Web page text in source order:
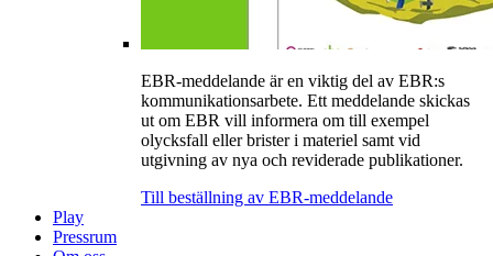
EBR-meddelande är en viktig del av EBR:s
kommunikationsarbete. Ett meddelande skickas
ut om EBR vill informera om till exempel
olycksfall eller brister i materiel samt vid
utgivning av nya och reviderade publikationer.
Till beställning av EBR-meddelande
Play
Pressrum